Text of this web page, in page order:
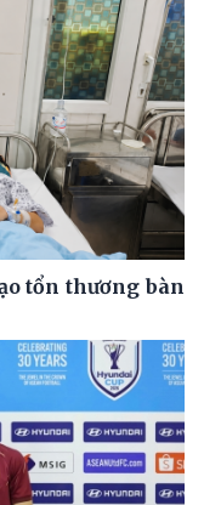
tổn thương bàn